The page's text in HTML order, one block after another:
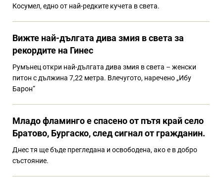
Косумел, едно от най-редките кучета в света.
Вижте най-дългата дива змия в света за
рекордите на Гинес
Румънец откри най-дългата дива змия в света – женски
питон с дължина 7,22 метра. Влечугото, наречено „Ибу
Барон“
Младо фламинго е спасено от пътя край село
Братово, Бургаско, след сигнал от гражданин.
Днес тя ще бъде прегледана и освободена, ако е в добро
състояние.